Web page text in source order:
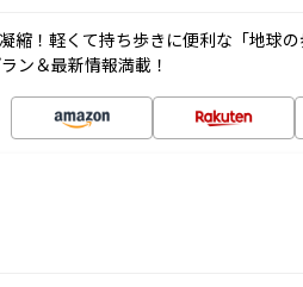
縮！軽くて持ち歩きに便利な「地球
ン＆最新情報満載！